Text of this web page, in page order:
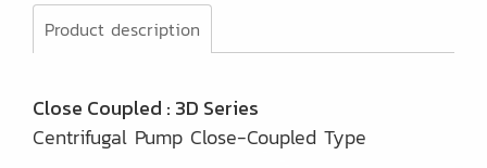
Product description
Close Coupled : 3D Series
Centrifugal Pump Close-Coupled Type